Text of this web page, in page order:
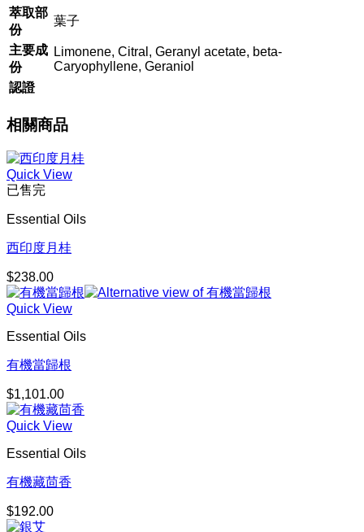
萃取部
份
葉子
主要成
份
Limonene, Citral, Geranyl acetate, beta-
Caryophyllene, Geraniol
認證
相關商品
Quick View
已售完
Essential Oils
西印度月桂
$238.00
Quick View
Essential Oils
有機當歸根
$1,101.00
Quick View
Essential Oils
有機藏茴香
$192.00